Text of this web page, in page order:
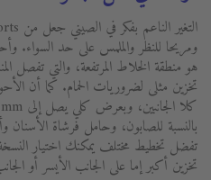
ومريحا للنظر والملمس على حد السواء.
هو منطقة الخلاط المرتفعة، والتي تفصل
تخزين مثلى لضروريات الحمام. كما أن
بالنسبة للصابون، وحامل فرشاة
تفضل تخطيط مختلف يمكنك اختيار
تخزين أكبر إما على الجانب الأيسر أو